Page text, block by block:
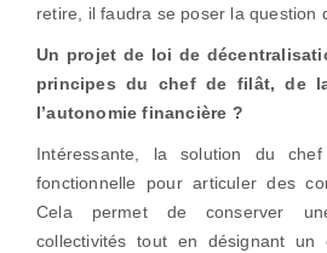
retire, il faudra se poser la question
Un projet de loi de
principes du chef de filât, de
l’autonomie financière ?
Intéressante, la solution du
fonctionnelle pour articuler des
Cela permet de conserver
collectivités tout en désignant un